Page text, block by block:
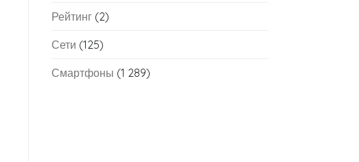
Рейтинг (2)
Сети (125)
Смартфоны (1 289)